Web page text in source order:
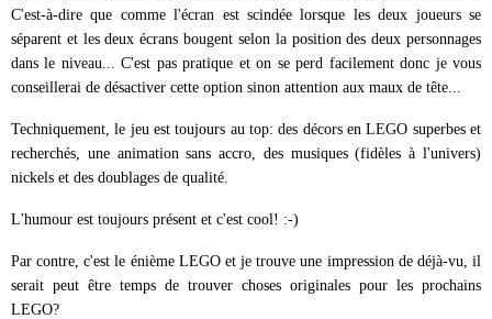
C'est-à-dire que comme l'écran est scindée lorsque les deux joueurs se
séparent et les deux écrans bougent selon la position des deux personnages
dans le niveau... C'est pas pratique et on se perd facilement donc je vous
conseillerai de désactiver cette option sinon attention aux maux de tête...
Techniquement, le jeu est toujours au top: des décors en LEGO superbes et
recherchés, une animation sans accro, des musiques (fidèles à l'univers)
nickels et des doublages de qualité.
L'humour est toujours présent et c'est cool! :-)
Par contre, c'est le énième LEGO et je trouve une impression de déjà-vu, il
serait peut être temps de trouver choses originales pour les prochains
LEGO?